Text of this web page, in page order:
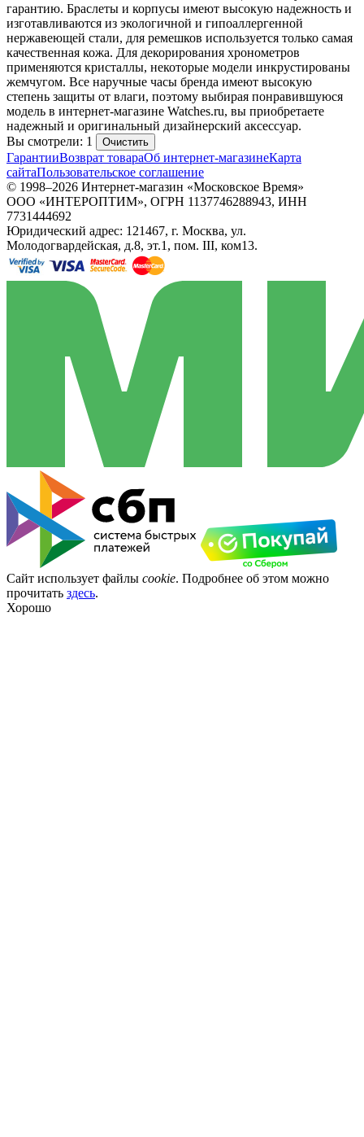
гарантию. Браслеты и корпусы имеют высокую надежность и
изготавливаются из экологичной и гипоаллергенной
нержавеющей стали, для ремешков используется только самая
качественная кожа. Для декорирования хронометров
применяются кристаллы, некоторые модели инкрустированы
жемчугом. Все наручные часы бренда имеют высокую
степень защиты от влаги, поэтому выбирая понравившуюся
модель в интернет-магазине Watches.ru, вы приобретаете
надежный и оригинальный дизайнерский аксессуар.
Вы смотрели: 1
Очистить
ГарантииВозврат товараОб интернет-магазинеКарта
сайтаПользовательское соглашение
© 1998–2026 Интернет-магазин «Московское Время»
ООО «ИНТЕРОПТИМ», ОГРН 1137746288943, ИНН
7731444692
Юридический адрес: 121467, г. Москва, ул.
Молодогвардейская, д.8, эт.1, пом. III, ком13.
Сайт использует файлы cookie. Подробнее об этом можно
прочитать здесь.
Хорошо